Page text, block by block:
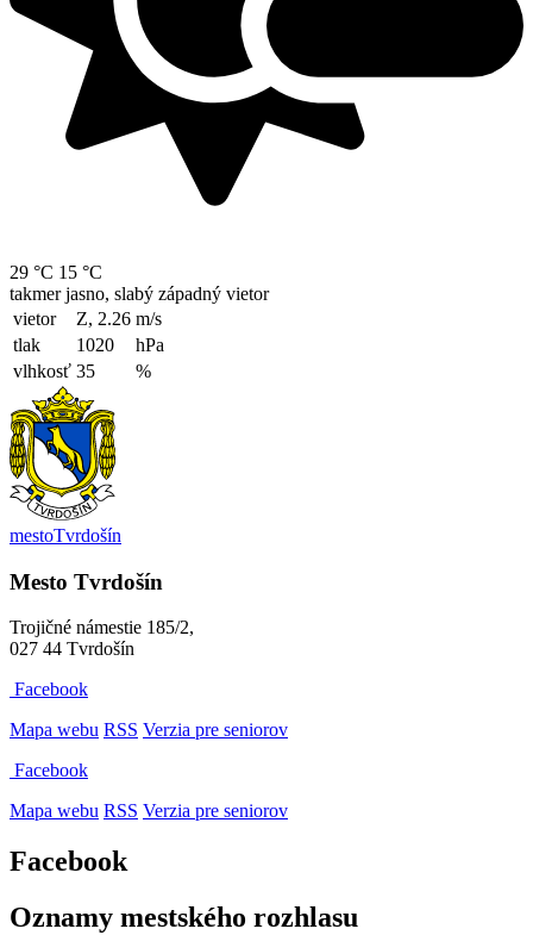
29 °C 15 °C
takmer jasno, slabý západný vietor
vietor
Z, 2.26 m/s
tlak
1020
hPa
vlhkosť 35 %
mestoTvrdošín
Mesto Tvrdošín
Trojičné námestie 185/2,
027 44 Tvrdošín
Facebook
Mapa webu RSS Verzia pre seniorov
Facebook
Mapa webu RSS Verzia pre seniorov
Facebook
Oznamy mestského rozhlasu